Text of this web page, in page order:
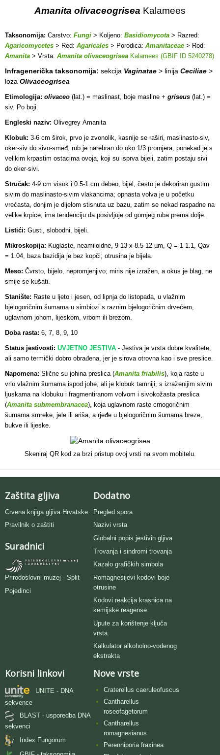
Amanita olivaceogrisea Kalamees
Taksonomija: Carstvo: Fungi > Koljeno: Basidiomycota > Razred:
Agaricomycetes > Red: Agaricales > Porodica: Amanitaceae > Rod:
Amanita > Vrsta: Amanita olivaceogrisea Kalamees (GBIF ID 5240278)
Infragenerička taksonomija: sekcija Vaginatae > linija Ceciliae >
loza Olivaceogrisea
Etimologija: olivaceo (lat.) = maslinast, boje masline + griseus (lat.) =
siv. Po boji.
Engleski naziv: Olivegrey Amanita
Klobuk: 3-6 cm širok, prvo je zvonolik, kasnije se raširi, maslinasto-siv,
oker-siv do sivo-smeđ, rub je narebran do oko 1/3 promjera, ponekad je s
velikim krpastim ostacima ovoja, koji su isprva bijeli, zatim postaju sivi
do oker-sivi.
Stručak: 4-9 cm visok i 0.5-1 cm debeo, bijel, često je dekoriran gustim
sivim do maslinasto-sivim vlakancima; opnasta volva je u početku
vrećasta, donjim je dijelom stisnuta uz bazu, zatim se nekad raspadne na
velike krpice, ima tendenciju da posivljuje od gornjeg ruba prema dolje.
Listići: Gusti, slobodni, bijeli.
Mikroskopija: Kuglaste, neamiloidne, 9-13 x 8.5-12 µm, Q = 1-1.1, Qav
= 1.04, baza bazidija je bez kopči; otrusina je bijela.
Meso: Čvrsto, bijelo, nepromjenjivo; miris nije izražen, a okus je blag, ne
smije se kušati.
Stanište: Raste u ljeto i jesen, od lipnja do listopada, u vlažnim
bjelogoričnim šumama u simbiozi s raznim bjelogoričnim drvećem,
uglavnom johom, lijeskom, vrbom ili brezom.
Doba rasta: 6, 7, 8, 9, 10
Status jestivosti: UVJETNO JESTIVA - Jestiva je vrsta dobre kvalitete,
ali samo termički dobro obrađena, jer je sirova otrovna kao i sve preslice.
Napomena: Slične su johina preslica (Amanita friabilis), koja raste u
vrlo vlažnim šumama ispod johe, ali je klobuk tamniji, s izraženijim sivim
ljuskama na klobuku i fragmentiranom volvom i sivokožasta preslica
(Amanita submembranacea), koja uglavnom raste crnogoričnim
šumama smreke, jele ili ariša, a rjeđe u bjelogoričnim šumama breze,
bukve ili lijeske.
Skeniraj QR kod za brzi pristup ovoj vrsti na svom mobitelu.
Zaštita gljiva
Crvena knjiga gljiva Hrvatske
Pravilnik o zaštiti
Suradnici
Prirodoslovni muzej - Split
Pojedinci
Dodatno
Pregled spora
Nazivi vrsta
Globalni popis jestivih gljiva
Trovanja i sindromi trovanja
Kazalo grafičkih simbola
Romagnesijevi kodovi boje
otrusine
Kodovi reakcija krasnica na
kemijske reagense
Upute za korištenje ključa
vrsta
Kalkulator alkoholno-vodenog
ekstrakta
Korisni linkovi
UNITE - DNA
sekvence
BLAST - usporedba DNA
sekvenci
Index Fungorum
Nove vrste
Craterellus caeruleofuscus
Cantharellus
roseofagetorum
Cantharellus
romagnesianus
Perenniporia fraxinea